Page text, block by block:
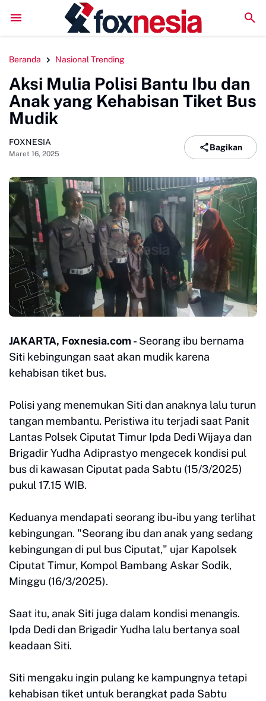
DPMPTSP Sinjai Jalani Evaluasi ZI, Sekda Harap
Beranda Nasional Trending
Aksi Mulia Polisi Bantu Ibu dan
Anak yang Kehabisan Tiket Bus
Mudik
FOXNESIA
Maret 16, 2025
Bagikan
JAKARTA, Foxnesia.com - Seorang ibu bernama
Siti kebingungan saat akan mudik karena
kehabisan tiket bus.
Polisi yang menemukan Siti dan anaknya lalu turun
tangan membantu. Peristiwa itu terjadi saat Panit
Lantas Polsek Ciputat Timur Ipda Dedi Wijaya dan
Brigadir Yudha Adiprastyo mengecek kondisi pul
bus di kawasan Ciputat pada Sabtu (15/3/2025)
pukul 17.15 WIB.
Keduanya mendapati seorang ibu-ibu yang terlihat
kebingungan. "Seorang ibu dan anak yang sedang
kebingungan di pul bus Ciputat," ujar Kapolsek
Ciputat Timur, Kompol Bambang Askar Sodik,
Minggu (16/3/2025).
Saat itu, anak Siti juga dalam kondisi menangis.
Ipda Dedi dan Brigadir Yudha lalu bertanya soal
keadaan Siti.
Siti mengaku ingin pulang ke kampungnya tetapi
kehabisan tiket untuk berangkat pada Sabtu